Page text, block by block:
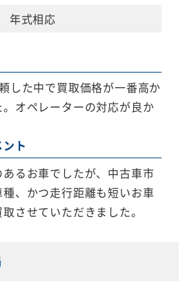
年式相応
した中で買取価格が一番高か
オペレーターの対応が良か
ト
るお車でしたが、中古車市
、かつ走行距離も短いお車
させていただきました。